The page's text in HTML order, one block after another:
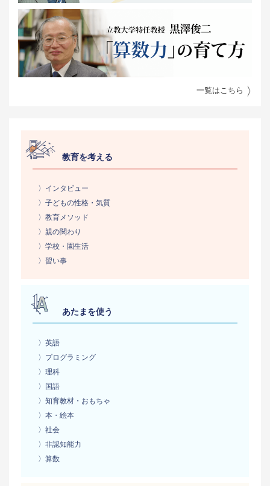
一覧はこちら
教育を考える
〉インタビュー
〉子どもの性格・気質
〉教育メソッド
〉親の関わり
〉学校・園生活
〉習い事
あたまを使う
〉英語
〉プログラミング
〉理科
〉国語
〉知育教材・おもちゃ
〉本・絵本
〉社会
〉非認知能力
〉算数